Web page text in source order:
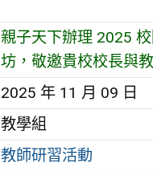
親子天下辦理 2025
坊，敬邀貴校校長與
2025 年 11 月 09 日
教學組
教師研習活動